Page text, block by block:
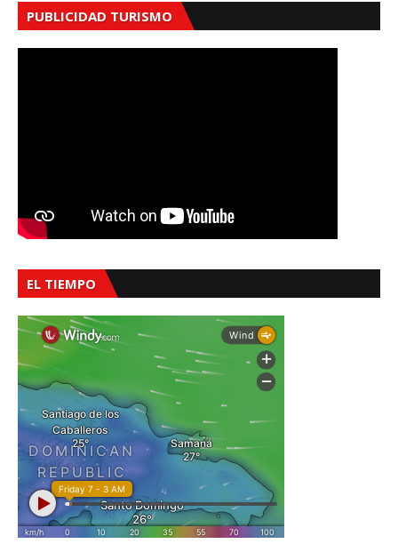
PUBLICIDAD TURISMO
EL TIEMPO